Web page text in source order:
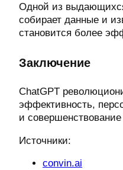
Одной из
собирает данные и
становится более
Заключение
ChatGPT
эффективность,
и
Источники:
convin.ai